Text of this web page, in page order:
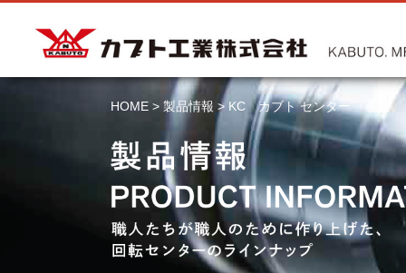
HOME > 製品情報 > KC カブト センター